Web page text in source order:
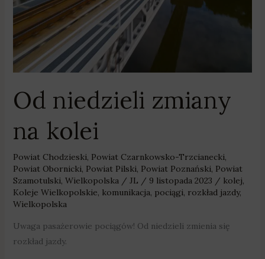
Od niedzieli zmiany
na kolei
Powiat Chodzieski, Powiat Czarnkowsko-Trzcianecki,
Powiat Obornicki, Powiat Pilski, Powiat Poznański, Powiat
Szamotulski, Wielkopolska/ JL / 9 listopada 2023 / kolej,
Koleje Wielkopolskie, komunikacja, pociągi, rozkład jazdy,
Wielkopolska
Uwaga pasażerowie pociągów! Od niedzieli zmienia się
rozkład jazdy.